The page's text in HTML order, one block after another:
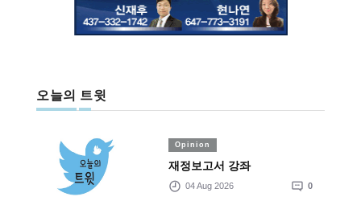
오늘의 트윗
Opinion
재정보고서 강좌
04 Aug 2026 0